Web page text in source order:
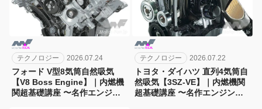
テクノロジー 2026.07.24
フォード V型8気筒自然吸気
【V8 Boss Engine】｜内燃機
関超基礎講座 〜名作エンジン
テクノロジー 2026.07.22
トヨタ・ダイハツ 直列4気筒自
然吸気【3SZ-VE】｜内燃機関
超基礎講座 〜名作エンジン図